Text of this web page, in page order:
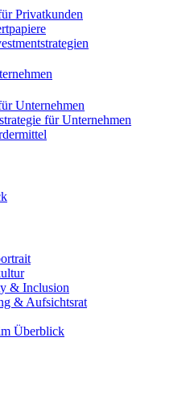
Privatkunden
Unternehmen
für Unternehmen
& Inclusion
& Aufsichtsrat
Überblick